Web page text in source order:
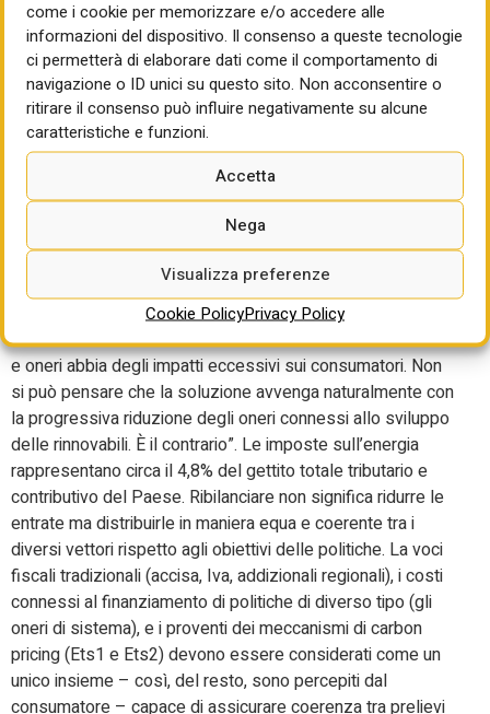
come i cookie per memorizzare e/o accedere alle
informazioni del dispositivo. Il consenso a queste tecnologie
ci permetterà di elaborare dati come il comportamento di
navigazione o ID unici su questo sito. Non acconsentire o
ritirare il consenso può influire negativamente su alcune
caratteristiche e funzioni.
Accetta
Nega
Visualizza preferenze
Cookie PolicyPrivacy Policy
competitività del nostro Paese. In questo senso, arrivare a
un livello di costo di tasse e oneri almeno pari per
contenuto energetico (kWh) fra elettricità, gas, diesel e
benzina è il presupposto per mobilitare gli investimenti
privati in elettrificazione. Un riequilibrio che, se ben
disegnato, sarebbe capace di raccogliere le risorse
necessarie per finanziare le politiche legate alla
transizione, oggi sostenute dagli oneri di sistema, dal
meccanismo Ets e da una spesa pubblica mal coordinata
con la politica energetica.
Secondo Matteo Leonardi, poi, “è sbagliato pensare che il
livello di debito pubblico dell’Italia non permetta di
risolvere le attuali distorsioni o che una riforma di fiscalità
e oneri abbia degli impatti eccessivi sui consumatori. Non
si può pensare che la soluzione avvenga naturalmente con
la progressiva riduzione degli oneri connessi allo sviluppo
delle rinnovabili. È il contrario”. Le imposte sull’energia
rappresentano circa il 4,8% del gettito totale tributario e
contributivo del Paese. Ribilanciare non significa ridurre le
entrate ma distribuirle in maniera equa e coerente tra i
diversi vettori rispetto agli obiettivi delle politiche. La voci
fiscali tradizionali (accisa, Iva, addizionali regionali), i costi
connessi al finanziamento di politiche di diverso tipo (gli
oneri di sistema), e i proventi dei meccanismi di carbon
pricing (Ets1 e Ets2) devono essere considerati come un
unico insieme – così, del resto, sono percepiti dal
consumatore – capace di assicurare coerenza tra prelievi